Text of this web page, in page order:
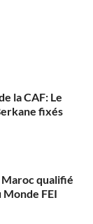
la CAF: Le
fixés
Maroc qualifié
Monde FEI